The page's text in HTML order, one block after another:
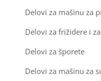
Šarke za veš mašine
Semerinzi
Kondenz creva
Kondenzatori za
Nosači za klimu
Delovi za mašinu za
Delovi za frižidere i
Delovi za šporete
Delovi za mašinu za